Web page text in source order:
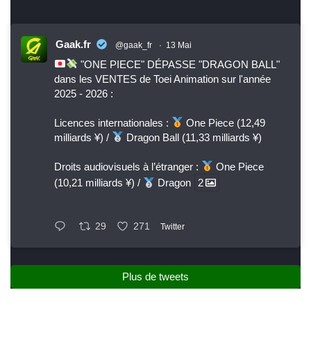
Gaak.fr @gaak_fr · 13 Mai
"ONE PIECE" DÉPASSE "DRAGON BALL"
dans les VENTES de Toei Animation sur l'année
2025 - 2026 :
Licences internationales :
One Piece (12,49
milliards ¥) /
Dragon Ball (11,33 milliards ¥)
Droits audiovisuels à l’étranger :
One Piece
(10,21 milliards ¥) /
Dragon 2
29 271 Twitter
Plus de tweets